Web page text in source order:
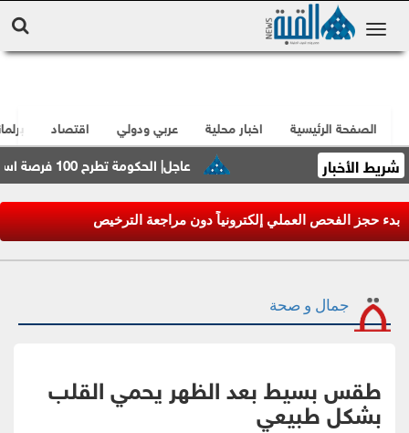
الصفحة الرئيسية اخبار محلية عربي ودولي اقتصاد
شريط الأخبار عاجل| الحكومة تطرح 100 فرصة استثمارية وتطوّر 3 مشاريع كبرى مع القطاع الخاص
بدء حجز الفحص العملي إلكترونياً دون مراجعة الترخيص
جمال و صحة
طقس بسيط بعد الظهر يحمي القلب
بشكل طبيعي